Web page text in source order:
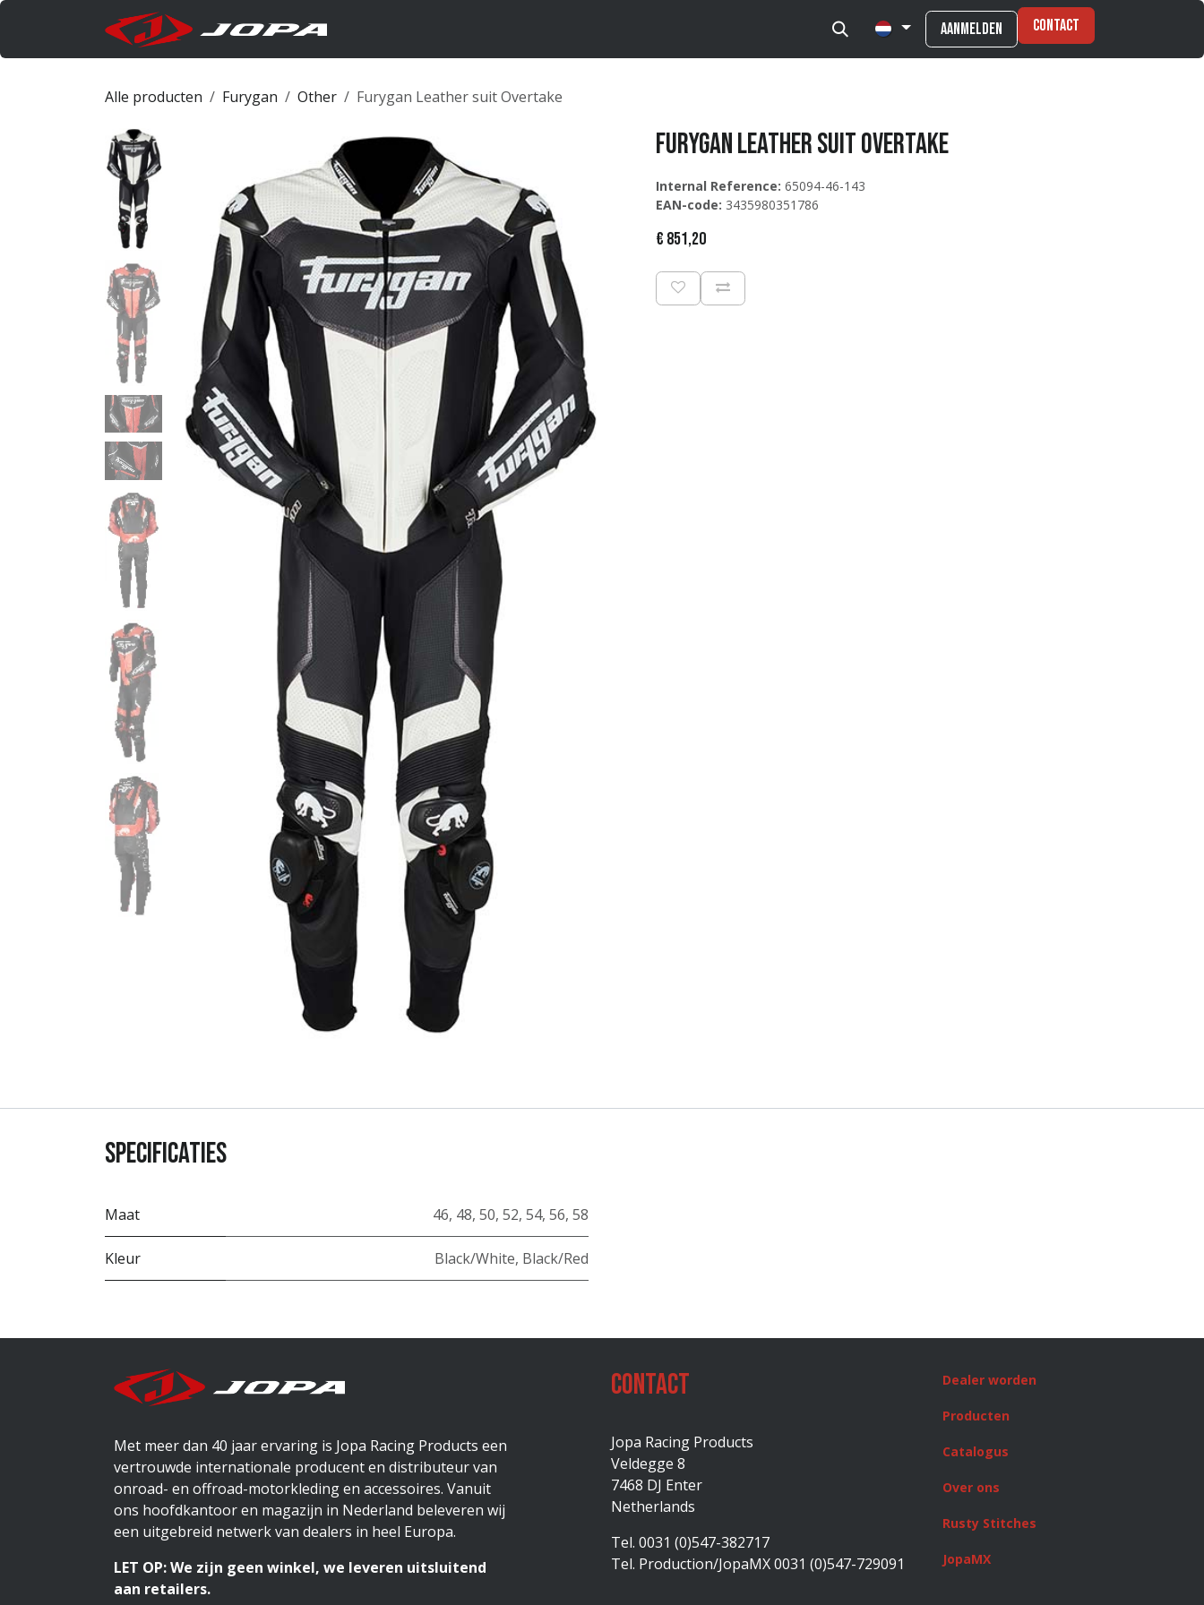
Overslaan naar inhoud
Aanmelden Contact
Alle producten Furygan Other Furygan Leather suit Overtake
Furygan Leather suit Overtake
Internal Reference: 65094-46-143
EAN-code: 3435980351786
€ 851,20
Specificaties
Maat 46, 48, 50, 52, 54, 56, 58
Kleur Black/White, Black/Red
Met meer dan 40 jaar ervaring is Jopa Racing Products een
vertrouwde internationale producent en distributeur van
onroad- en offroad-motorkleding en accessoires. Vanuit
ons hoofdkantoor en magazijn in Nederland beleveren wij
een uitgebreid netwerk van dealers in heel Europa.
LET OP: We zijn geen winkel, we leveren uitsluitend
aan retailers.
Contact
Jopa Racing Products
Veldegge 8
7468 DJ Enter
Netherlands
Tel. 0031 (0)547-382717
Tel. Production/JopaMX 0031 (0)547-729091
Dealer worden
Producten
Catalogus
Over ons
Rusty Stitches
JopaMX